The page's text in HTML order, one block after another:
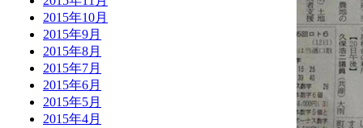
2015年10月
2015年9月
2015年8月
2015年7月
2015年6月
2015年5月
2015年4月